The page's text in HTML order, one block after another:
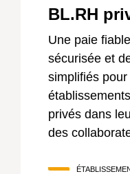
BL.RH
Une paie
sécurisée et
simplifiés
privés dans
des